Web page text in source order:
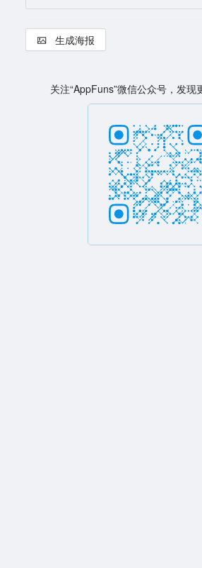
生成海报
关注“AppFuns”微信公众号，发现